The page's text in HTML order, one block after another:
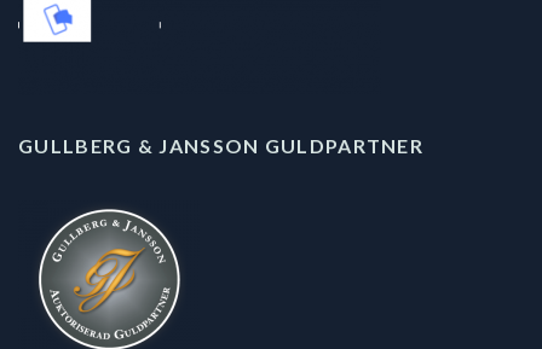
GULLBERG & JANSSON GULDPARTNER